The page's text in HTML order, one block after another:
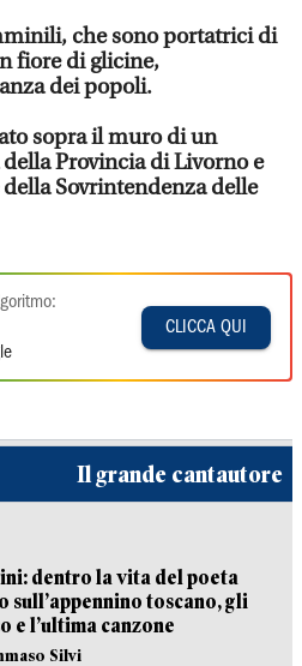
che sono portatrici di
fiore di glicine,
dei popoli.
sopra il muro di un
Provincia di Livorno e
Sovrintendenza delle
CLICCA QUI
Il grande cantautore
dentro la vita del poeta
sull’appennino toscano, gli
e l’ultima canzone
Silvi